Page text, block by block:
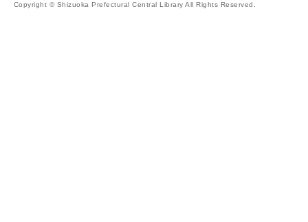
Copyright © Shizuoka Prefectural Central Library All Rights Reserved.